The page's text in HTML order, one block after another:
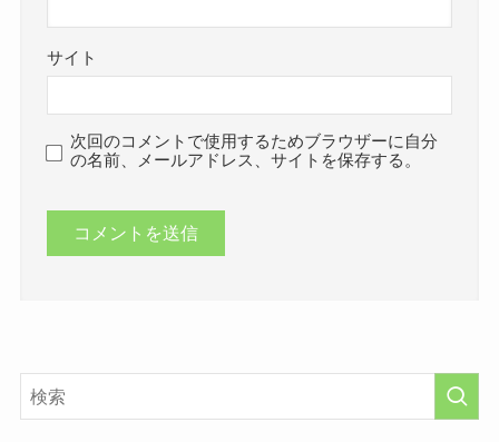
サイト
次回のコメントで使用するためブラウザーに自分
の名前、メールアドレス、サイトを保存する。